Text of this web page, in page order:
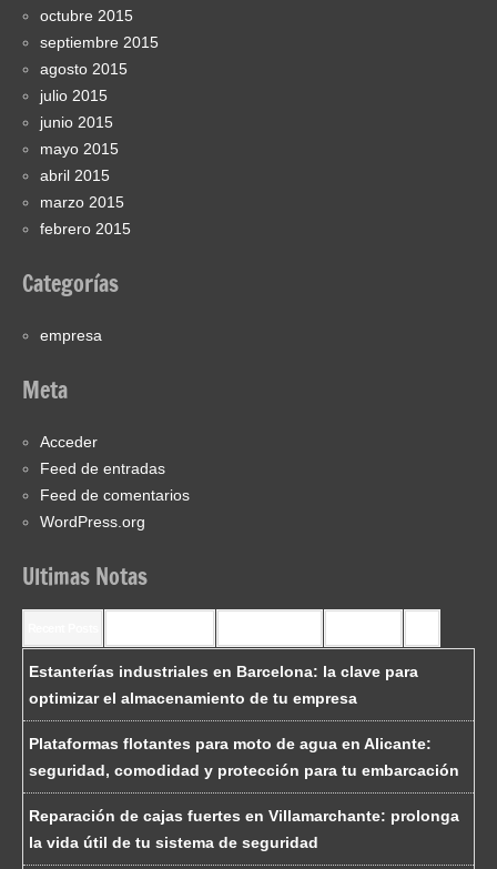
octubre 2015
septiembre 2015
agosto 2015
julio 2015
junio 2015
mayo 2015
abril 2015
marzo 2015
febrero 2015
Categorías
empresa
Meta
Acceder
Feed de entradas
Feed de comentarios
WordPress.org
Ultimas Notas
Estanterías industriales en Barcelona: la clave para
optimizar el almacenamiento de tu empresa
Plataformas flotantes para moto de agua en Alicante:
seguridad, comodidad y protección para tu embarcación
Reparación de cajas fuertes en Villamarchante: prolonga
la vida útil de tu sistema de seguridad